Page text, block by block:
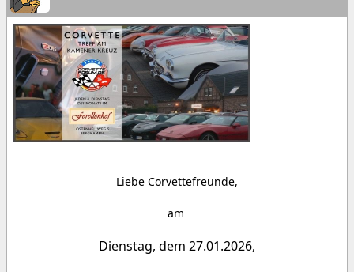
Liebe Corvettefreunde,
am
Dienstag, dem 27.01.2026,